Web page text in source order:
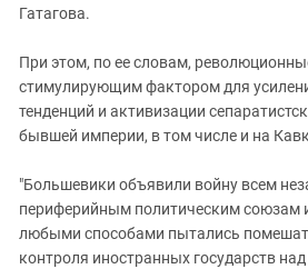
Гатагова.
При этом, по ее словам,
стимулирующим фактором для
тенденций и активизации
бывшей империи, в том числе и на
"Большевики объявили войну всем
периферийным политическим союзам
любыми способами пытались
контроля иностранных государств